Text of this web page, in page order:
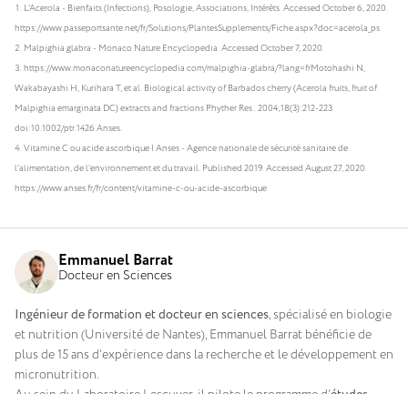
L’Acerola - Bienfaits (Infections), Posologie, Associations, Intérêts. Accessed October 6, 2020.
https://www.passeportsante.net/fr/Solutions/PlantesSupplements/Fiche.aspx?doc=acerola_ps
Malpighia glabra - Monaco Nature Encyclopedia. Accessed October 7, 2020.
https://www.monaconatureencyclopedia.com/malpighia-glabra/?lang=frMotohashi N,
Wakabayashi H, Kurihara T, et al. Biological activity of Barbados cherry (Acerola fruits, fruit of
Malpighia emarginata DC) extracts and fractions Phyther Res . 2004;18(3):212-223.
doi:10.1002/ptr.1426 Anses.
Vitamine C ou acide ascorbique | Anses - Agence nationale de sécurité sanitaire de
l’alimentation, de l’environnement et du travail. Published 2019. Accessed August 27, 2020.
https://www.anses.fr/fr/content/vitamine-c-ou-acide-ascorbique
Emmanuel Barrat
Docteur en Sciences
Ingénieur de formation et docteur en sciences, spécialisé en biologie
et nutrition (Université de Nantes), Emmanuel Barrat bénéficie de
plus de 15 ans d’expérience dans la recherche et le développement en
micronutrition.